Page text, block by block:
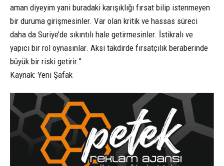
aman diyeyim yani buradaki karışıklığı fırsat bilip istenmeyen
bir duruma girişmesinler. Var olan kritik ve hassas süreci
daha da Suriye’de sıkıntılı hale getirmesinler. İstikralı ve
yapıcı bir rol oynasınlar. Aksi takdirde fırsatçılık beraberinde
büyük bir riski getirir.”
Kaynak: Yeni Şafak